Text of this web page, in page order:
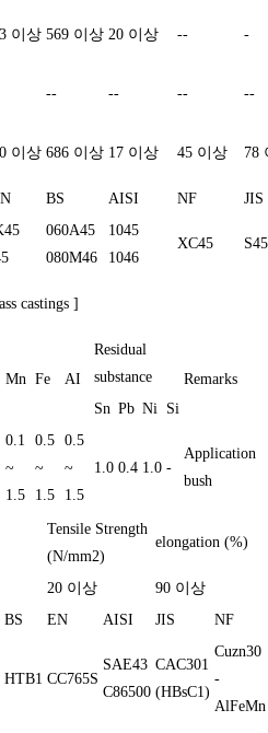
이상 569 이상 20 이상 -- -
-- -- -- --
이상 686 이상 17 이상 45 이상 78
BS AISI NF
JIS
060A45
080M46
1045
1046
XC45
castings ]
Mn Fe AI
Residual
substance
Remarks
Sn Pb Ni Si
0.1
~
1.5
0.5
~
1.5
0.5
~
1.5
1.0 0.4 1.0 -
Application
bush
Tensile Strength
(N/mm2)
elongation (%)
20 이상 90 이상
BS EN AISI JIS NF
HTB1 CC765S
SAE43
C86500
CAC301
(HBsC1)
Cuzn30
-
AlFeMn